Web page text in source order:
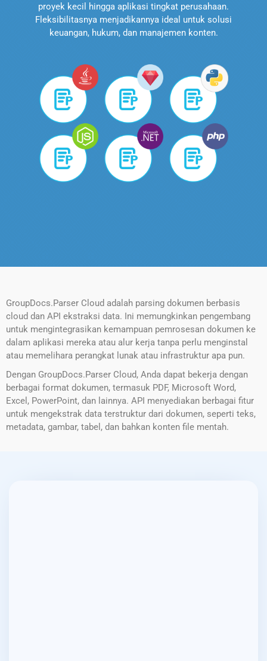
proyek kecil hingga aplikasi tingkat perusahaan.
Fleksibilitasnya menjadikannya ideal untuk solusi
keuangan, hukum, dan manajemen konten.
GroupDocs.Parser Cloud adalah parsing dokumen berbasis
cloud dan API ekstraksi data. Ini memungkinkan pengembang
untuk mengintegrasikan kemampuan pemrosesan dokumen ke
dalam aplikasi mereka atau alur kerja tanpa perlu menginstal
atau memelihara perangkat lunak atau infrastruktur apa pun.
Dengan GroupDocs.Parser Cloud, Anda dapat bekerja dengan
berbagai format dokumen, termasuk PDF, Microsoft Word,
Excel, PowerPoint, dan lainnya. API menyediakan berbagai fitur
untuk mengekstrak data terstruktur dari dokumen, seperti teks,
metadata, gambar, tabel, dan bahkan konten file mentah.